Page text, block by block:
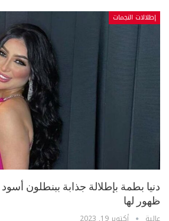
إطلالات النجمات
دنيا بطمة بإطلالة جذابة ببنطلون
ظهور لها